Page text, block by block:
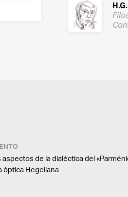
aspectos de la dialéctica del
óptica Hegeliana